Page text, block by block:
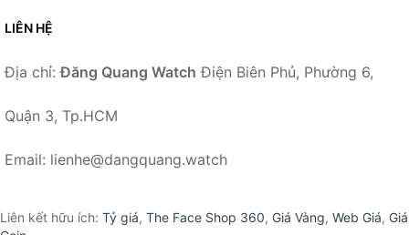
LIÊN HỆ
Địa chỉ:Đăng Quang Watch Điện Biên Phủ, Phường 6,
Quận 3, Tp.HCM
Email: lienhe@dangquang.watch
Liên kết hữu ích: Tỷ giá, The Face Shop 360, Giá Vàng, Web Giá, Giá